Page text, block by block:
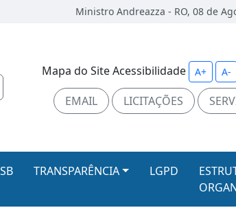
Ministro Andreazza - RO, 08 de
Mapa do SiteAcessibilidade A+ A-
EMAIL LICITAÇÕES
TRANSPARÊNCIA LGPD